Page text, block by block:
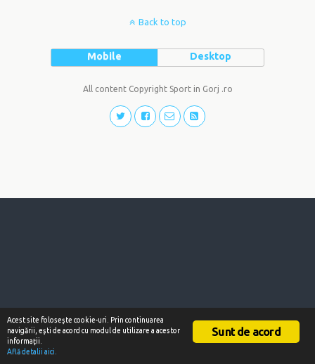
Back to top
Mobile Desktop
All content Copyright Sport in Gorj .ro
Sunt de acord
Acest site foloseşte cookie-uri. Prin continuarea
navigării, eşti de acord cu modul de utilizare a acestor
informaţii.
Află detalii aici.